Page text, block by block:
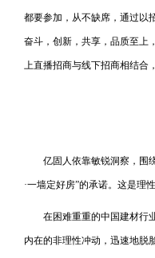
都要参加，从不缺席，通过以
奋斗，创新，共享，品质至上
上直播招商与线下招商相结合
亿固人依靠敏锐洞察，围
·一墙定好房”的承诺。这是理
在困难重重的中国建材行
内在的非理性冲动，迅速地脱